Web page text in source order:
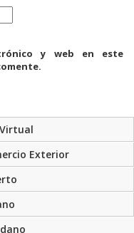
y web en este
Exterior